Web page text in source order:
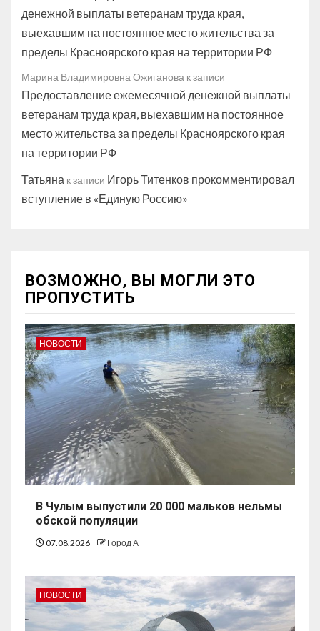
денежной выплаты ветеранам труда края,
выехавшим на постоянное место жительства за
пределы Красноярского края на территории РФ
Марина Владимировна Ожиганова к записи
Предоставление ежемесячной денежной выплаты
ветеранам труда края, выехавшим на постоянное
место жительства за пределы Красноярского края
на территории РФ
Татьяна к записи Игорь Титенков прокомментировал
вступление в «Единую Россию»
ВОЗМОЖНО, ВЫ МОГЛИ ЭТО
ПРОПУСТИТЬ
НОВОСТИ
В Чулым выпустили 20 000 мальков нельмы
обской популяции
07.08.2026 Город А
НОВОСТИ